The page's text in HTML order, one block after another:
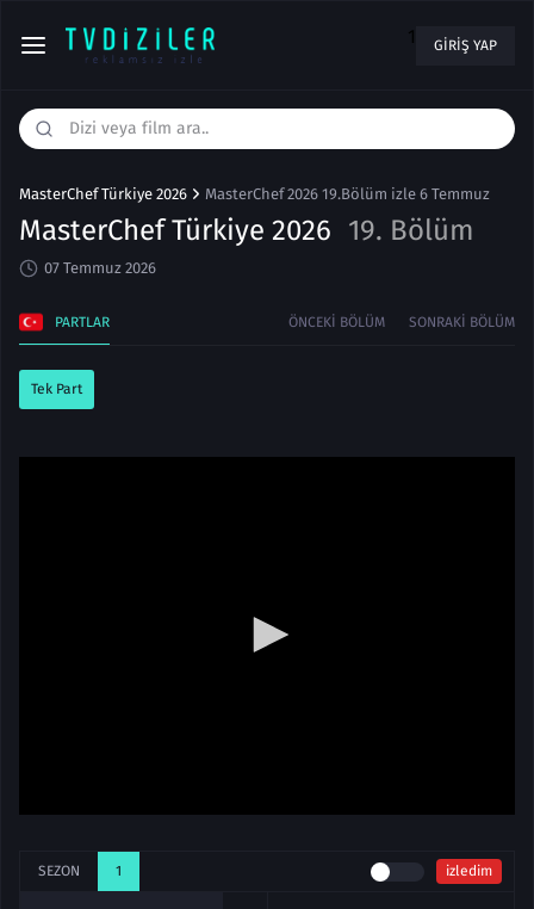
1 GIRIŞ YAP
MasterChef Türkiye 2026 MasterChef 2026 19.Bölüm izle 6 Temmuz
MasterChef Türkiye 2026 19. Bölüm
07 Temmuz 2026
PARTLAR ÖNCEKI BÖLÜM SONRAKI BÖLÜM
Tek Part
SEZON 1 izledim